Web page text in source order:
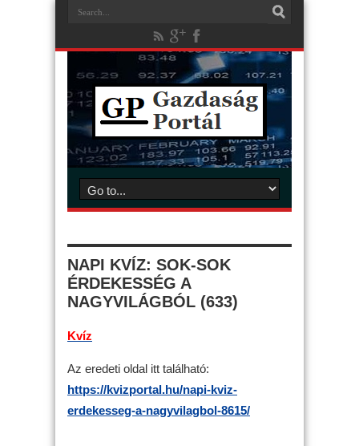
NAPI KVÍZ: SOK-SOK
ÉRDEKESSÉG A
NAGYVILÁGBÓL (633)
Kvíz
Az eredeti oldal itt található:
https://kvizportal.hu/napi-kviz-
erdekesseg-a-nagyvilagbol-8615/